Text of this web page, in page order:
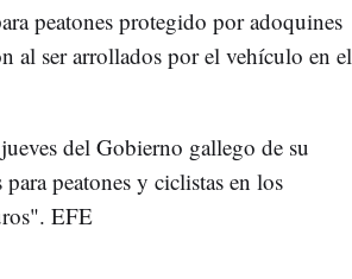
peatones protegido por adoquines
al ser arrollados por el vehículo en el
del Gobierno gallego de su
peatones y ciclistas en los
EFE